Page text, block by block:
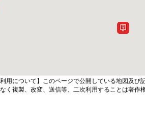
利用について】このページで公開している地図及
く複製、改変、送信等、二次利用することは著作